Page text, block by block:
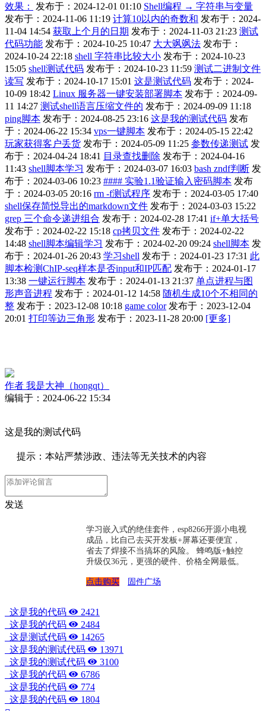
效果：
发布于：2024-12-01 01:10 Shell编程 → 字符串与变量
发布于：2024-11-06 11:19 计算10以内的奇数和 发布于：2024-
11-04 14:54 获取上个月的日期 发布于：2024-11-03 21:23 测试
代码功能 发布于：2024-10-25 10:47 大大飒飒法 发布于：
2024-10-24 22:18 shell 字符串比较大小 发布于：2024-10-23
15:05 shell测试代码 发布于：2024-10-23 11:59 测试二进制文件
读写 发布于：2024-10-17 15:01 这是测试代码 发布于：2024-
10-09 18:42 Linux 服务器一键安装部署脚本 发布于：2024-09-
11 14:27 测试shell语言压缩文件的 发布于：2024-09-09 11:18
ping脚本 发布于：2024-08-25 23:16 这是我的测试代码 发布
于：2024-06-22 15:34 vps一键脚本 发布于：2024-05-15 22:42
玩家获得客户丢货 发布于：2024-05-09 11:25 参数传递测试 发
布于：2024-04-24 18:41 目录查找删除 发布于：2024-04-16
11:43 shell脚本学习 发布于：2024-03-07 16:03 bash zndf判断 发
布于：2024-03-06 10:23 #### 实验1.1验证输入密码脚本 发布
于：2024-03-05 20:16 rm -f测试程序 发布于：2024-03-05 17:40
shell保存简悦导出的markdown文件 发布于：2024-03-03 15:22
grep 三个命令递进组合 发布于：2024-02-28 17:41 if+单大括号
发布于：2024-02-22 15:18 cp拷贝文件 发布于：2024-02-22
14:48 shell脚本编辑学习 发布于：2024-02-20 09:24 shell脚本 发
布于：2024-01-26 20:43 学习shell 发布于：2024-01-23 17:31 此
脚本检测ChIP-seq样本是否input和IP匹配 发布于：2024-01-17
13:38 一键运行脚本 发布于：2024-01-13 21:37 单点进程与图
形声音进程 发布于：2024-01-12 14:58 随机生成10个不相同的
整 发布于：2023-12-08 10:18 game color 发布于：2023-12-04
20:01 打印等边三角形 发布于：2023-11-28 20:00 [更多]
作者 我是大神（hongqt）
编辑于：2024-06-22 15:34
这是我的测试代码
提示：本站严禁涉政、违法等无关技术的内容
发送
学习嵌入式的绝佳套件，esp8266开源小电视
成品，比自己去买开发板+屏幕还要便宜，
省去了焊接不当搞坏的风险。 蜂鸣版+触控
升级仅36元，更强的硬件、价格全网最低。
点击购买 固件广场
这是我的代码
2421
这是我的代码
2484
这是测试代码
14265
这是我的测试代码
13971
这是我的测试代码
3100
这是我的代码
6786
这是我的代码
774
这是我的代码
1804